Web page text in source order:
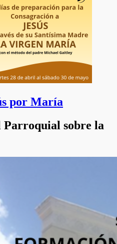
por María
sobre la